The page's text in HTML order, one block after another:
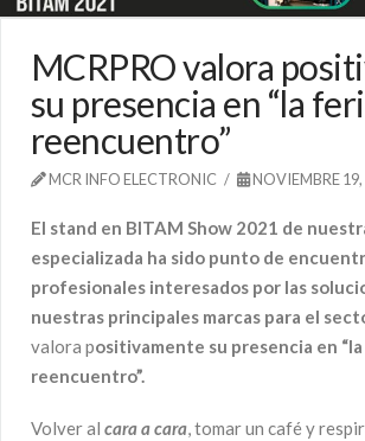
MCRPRO valora
su presencia en “la
reencuentro”
MCR INFO ELECTRONIC NOVIEMBRE 19,
El stand en BITAM Show 2021 de
especializada ha sido punto de
profesionales interesados por las
nuestras principales marcas para el
valora positivamente su presencia en
reencuentro”.
Volver al cara a cara, tomar un café y